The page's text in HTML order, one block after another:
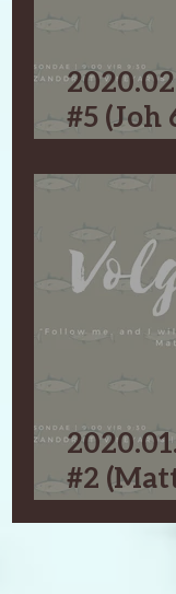
#5 (Joh
Kruger
#2
Kruger